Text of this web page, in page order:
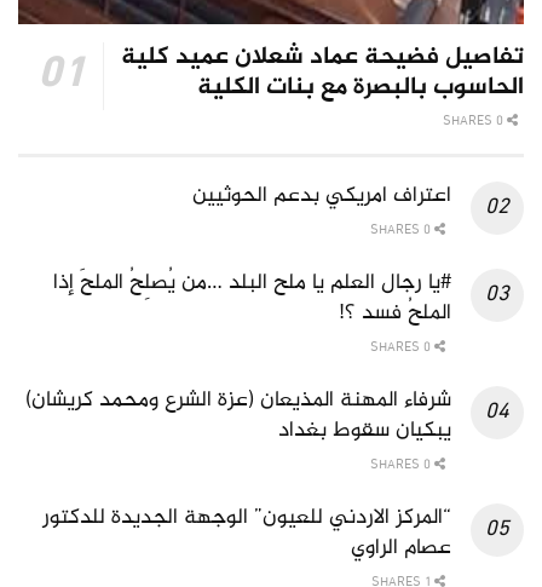
تفاصيل فضيحة عماد شعلان عميد كلية
الحاسوب بالبصرة مع بنات الكلية
اعتراف امريكي بدعم الحوثيين
#يا رجال العلم يا ملح البلد …من يُصلِحُ الملحَ إذا
الملحُ فسد ؟!
شرفاء المهنة المذيعان (عزة الشرع ومحمد كريشان)
يبكيان سقوط بغداد
“المركز الاردني للعيون” الوجهة الجديدة للدكتور
عصام الراوي